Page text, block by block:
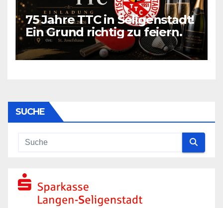
75 Jahre TTC in Seligenstadt!
Ein Grund richtig zu feiern.
SUCHE